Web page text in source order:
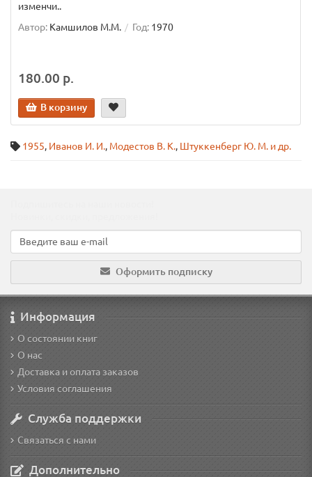
изменчи..
Автор: Камшилов М.М. Год: 1970
180.00 р.
В корзину
1955, Иванов И. И., Модестов В. К., Штуккенберг Ю. М. и др.
Оформить подписку
Информация
О состоянии книг
О нас
Доставка и оплата заказов
Условия соглашения
Служба поддержки
Связаться с нами
Дополнительно